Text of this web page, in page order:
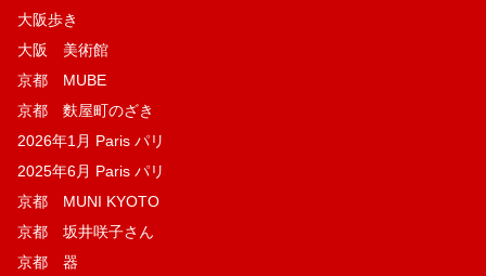
大阪歩き
大阪 美術館
京都 MUBE
京都 麩屋町のざき
2026年1月 Paris パリ
2025年6月 Paris パリ
京都 MUNI KYOTO
京都 坂井咲子さん
京都 器